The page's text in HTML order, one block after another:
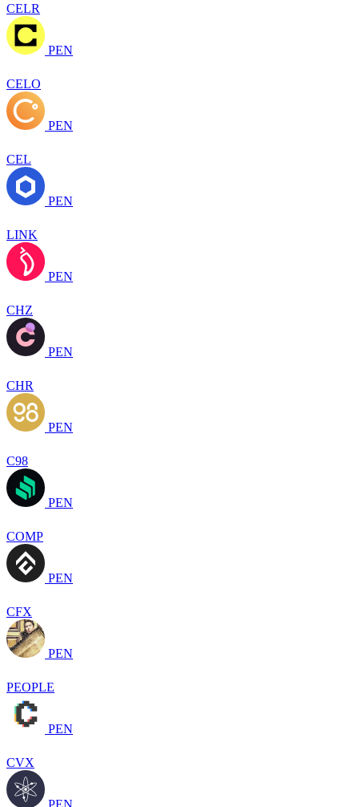
CELR
PEN
CELO
PEN
CEL
PEN
LINK
PEN
CHZ
PEN
CHR
PEN
C98
PEN
COMP
PEN
CFX
PEN
PEOPLE
PEN
CVX
PEN